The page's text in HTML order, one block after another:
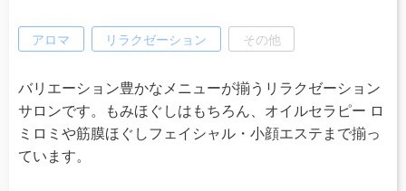
アロマ リラクゼーション その他
バリエーション豊かなメニューが揃うリラクゼーション
サロンです。もみほぐしはもちろん、オイルセラピー ロ
ミロミや筋膜ほぐしフェイシャル・小顔エステまで揃っ
ています。